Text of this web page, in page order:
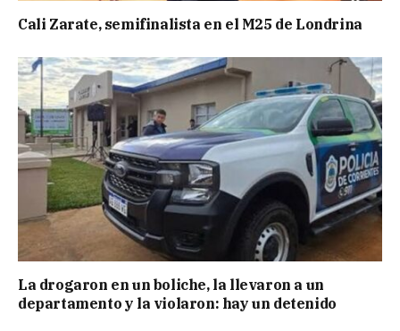
Cali Zarate, semifinalista en el M25 de Londrina
La drogaron en un boliche, la llevaron a un
departamento y la violaron: hay un detenido